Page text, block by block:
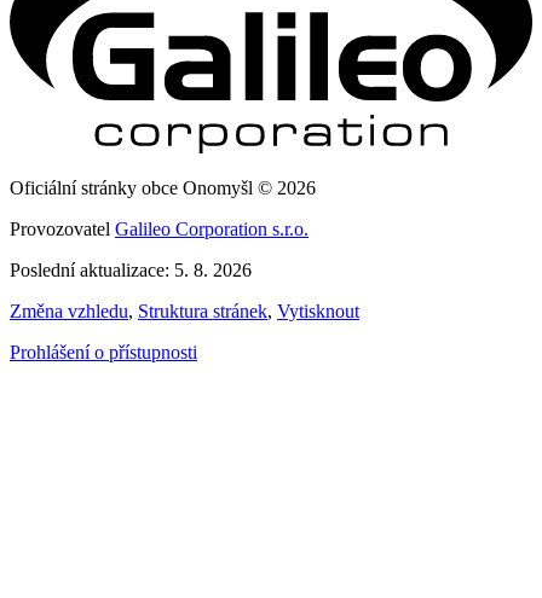
Oficiální stránky obce Onomyšl © 2026
Provozovatel Galileo Corporation s.r.o.
Poslední aktualizace: 5. 8. 2026
Změna vzhledu, Struktura stránek, Vytisknout
Prohlášení o přístupnosti